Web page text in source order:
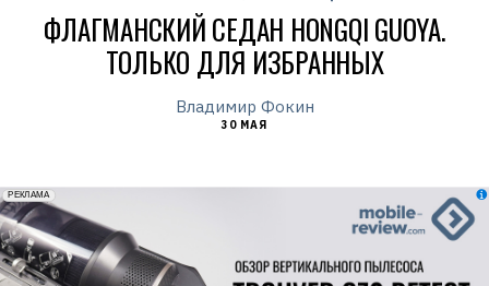
ФЛАГМАНСКИЙ СЕДАН HONGQI GUOYA.
ТОЛЬКО ДЛЯ ИЗБРАННЫХ
Владимир Фокин
30 МАЯ
erid: 2VfnxxmNzs5
РЕКЛАМА